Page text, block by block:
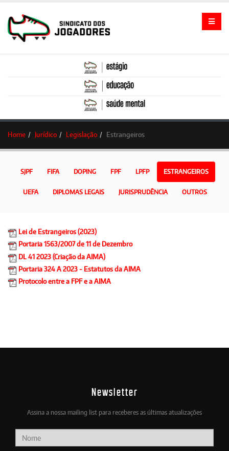
Home Jurídico Legislação Estrangeiros
SJPF FIFA DOPING FPF LPFP ESTRANGEIROS
UEFA DIPLOMAS LEGAIS JURISPRUDÊNCIA OUTROS
Lei de Estrangeiros (2023)
Portaria 1563/2007 de 11 de Dezembro
DL 41 2023 (Criação da AIMA)
Portaria 324 A 2023 - Estatutos da AIMA
Protocolo entre a FPF e a AIMA
Newsletter
Assina a nossa mailing list para receberes as últimas atualizações